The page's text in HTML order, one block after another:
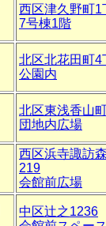
西区津久野町1
7号棟1階
北区北花田町4
公園内
北区東浅香山
団地内広場
西区浜寺諏訪
219
会館前広場
中区辻之1236